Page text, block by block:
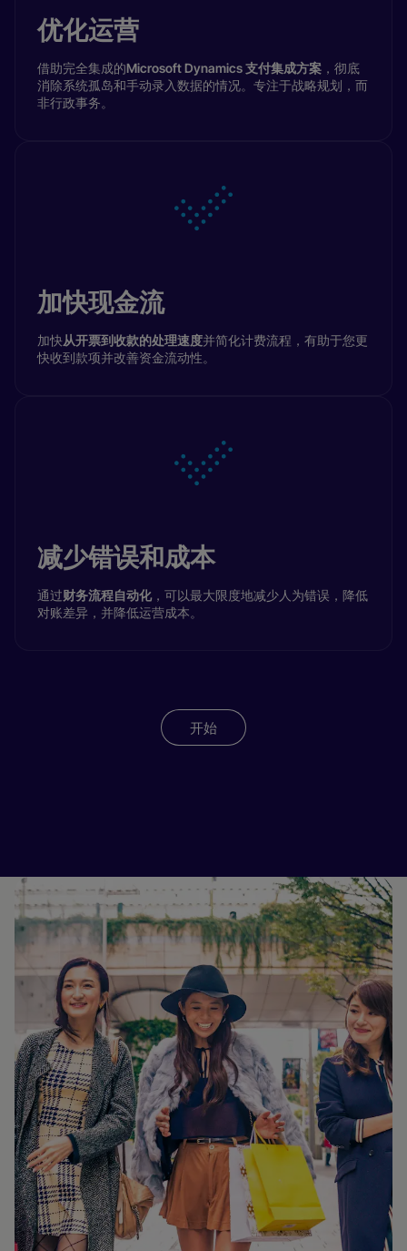
优化运营
借助完全集成的Microsoft Dynamics 支付集成方案 ，彻底
消除系统孤岛和手动录入数据的情况。专注于战略规划，而
非行政事务。
加快现金流
加快从开票到收款的处理速度并简化计费流程，有助于您更
快收到款项并改善资金流动性。
减少错误和成本
通过财务流程自动化，可以最大限度地减少人为错误，降低
对账差异，并降低运营成本。
开始